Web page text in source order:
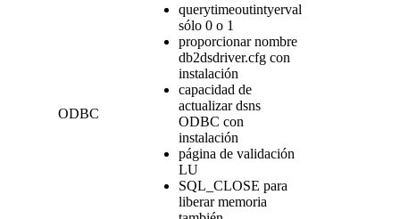
ODBC
querytimeoutintyerval
sólo 0 o 1
proporcionar nombre
db2dsdriver.cfg con
instalación
capacidad de
actualizar dsns
ODBC con
instalación
página de validación
LU
SQL_CLOSE para
liberar memoria